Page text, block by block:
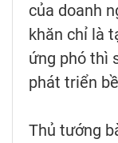
của doanh
khăn chỉ là
ứng phó thì
phát triển
Thủ tướng